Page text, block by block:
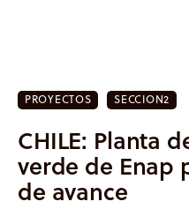
Investigación
Proyectos
Informes
PROYECTOS SECCION2
CHILE: Planta
verde de Enap
de avance